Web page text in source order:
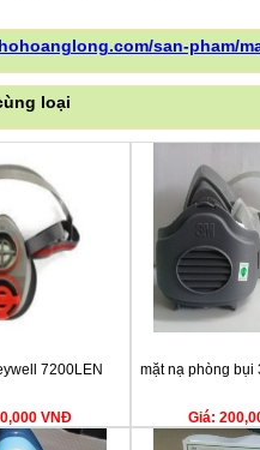
san-pham/
loại
7200LEN
VNĐ
mặt nạ phòng bụi
Giá: